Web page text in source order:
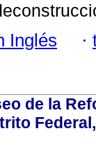
Inglés ·
de la